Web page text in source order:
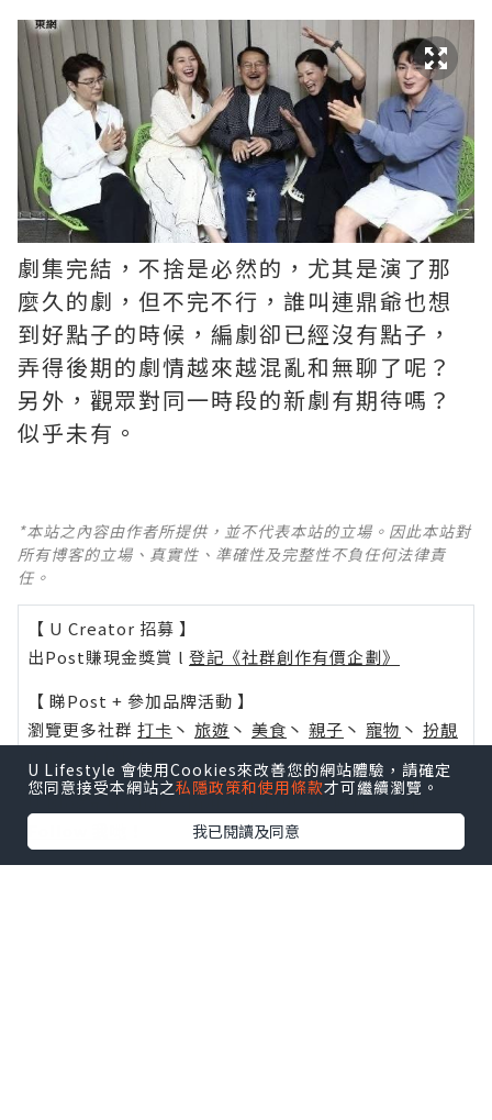
劇集完結，不捨是必然的，尤其是演了那
麼久的劇，但不完不行，誰叫連鼎爺也想
到好點子的時候，編劇卻已經沒有點子，
弄得後期的劇情越來越混亂和無聊了呢？ ​​​
另外，觀眾對同一時段的新劇有期待嗎？
似乎未有。
*本站之內容由作者所提供，並不代表本站的立場。因此本站對
所有博客的立場、真實性、準確性及完整性不負任何法律責
任。
【 U Creator 招募 】
出Post賺現金獎賞 l 登記《社群創作有價企劃》
【 睇Post + 參加品牌活動 】
瀏覽更多社群 打卡 丶 旅遊 丶 美食 丶 親子 丶 寵物 丶 扮靚
活動情報
U Blog開咗WhatsApp啦！發掘更多吃喝玩樂資訊！
U Lifestyle 會使用Cookies來改善您的網站體驗，請確定
您同意接受本網站之私隱政策和使用條款才可繼續瀏覽。
我已閱讀及同意